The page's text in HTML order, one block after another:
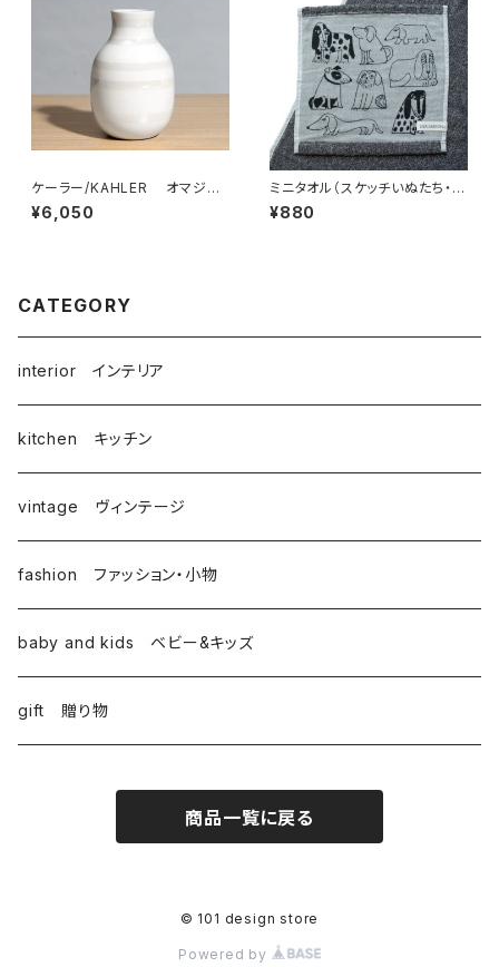
ケーラー/KAHLER オマジオ/
OMAGGIO ベース 125mm
¥6,050
ミニタオル（スケッチいぬたち・ガ
ーゼ） ／ Lisa Larson リ
サ・ラーソン
¥880
CATEGORY
interior インテリア
kitchen キッチン
vintage ヴィンテージ
fashion ファッション・小物
baby and kids ベビー&キッズ
gift 贈り物
商品一覧に戻る
© 101 design store
Powered by